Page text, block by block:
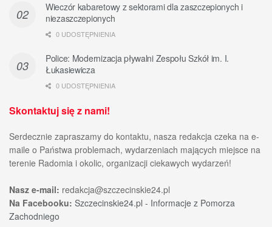
Wieczór kabaretowy z sektorami dla zaszczepionych i
niezaszczepionych
0 UDOSTĘPNIENIA
Police: Modernizacja pływalni Zespołu Szkół im. I.
Łukasiewicza
0 UDOSTĘPNIENIA
Skontaktuj się z nami!
Serdecznie zapraszamy do kontaktu, nasza redakcja czeka na e-
maile o Państwa problemach, wydarzeniach mających miejsce na
terenie Radomia i okolic, organizacji ciekawych wydarzeń!
Nasz e-mail: redakcja@szczecinskie24.pl
Na Facebooku: Szczecinskie24.pl - Informacje z Pomorza
Zachodniego